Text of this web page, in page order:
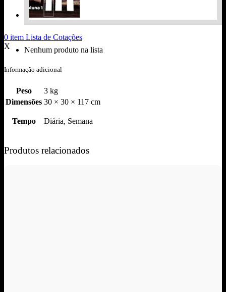
0 item Lista de Cotações
X
Nenhum produto na lista
Informação adicional
Peso
3 kg
Dimensões 30 × 30 × 117 cm
Tempo Diária, Semana
Produtos relacionados